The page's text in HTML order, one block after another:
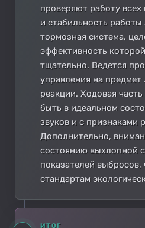
проверяют работу
и стабильность
тормозная система,
эффективность
тщательно. Ведется
управления на
реакции. Ходовая
быть в идеальном
звуков и с признаками
Дополнительно,
состоянию выхлопной
показателей выбросов,
стандартам
ИТОГ